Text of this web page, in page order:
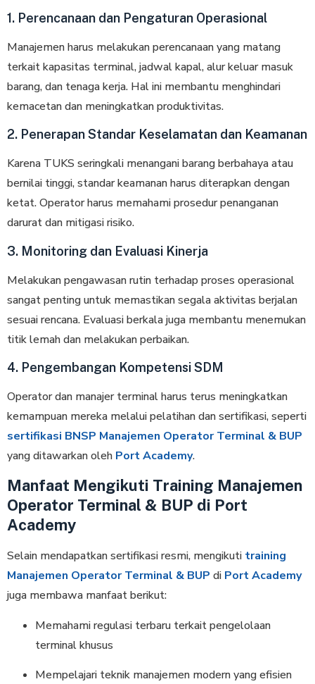
1. Perencanaan dan Pengaturan Operasional
Manajemen harus melakukan perencanaan yang matang
terkait kapasitas terminal, jadwal kapal, alur keluar masuk
barang, dan tenaga kerja. Hal ini membantu menghindari
kemacetan dan meningkatkan produktivitas.
2. Penerapan Standar Keselamatan dan Keamanan
Karena TUKS seringkali menangani barang berbahaya atau
bernilai tinggi, standar keamanan harus diterapkan dengan
ketat. Operator harus memahami prosedur penanganan
darurat dan mitigasi risiko.
3. Monitoring dan Evaluasi Kinerja
Melakukan pengawasan rutin terhadap proses operasional
sangat penting untuk memastikan segala aktivitas berjalan
sesuai rencana. Evaluasi berkala juga membantu menemukan
titik lemah dan melakukan perbaikan.
4. Pengembangan Kompetensi SDM
Operator dan manajer terminal harus terus meningkatkan
kemampuan mereka melalui pelatihan dan sertifikasi, seperti
sertifikasi BNSP Manajemen Operator Terminal & BUP
yang ditawarkan oleh Port Academy.
Manfaat Mengikuti Training Manajemen
Operator Terminal & BUP di Port
Academy
Selain mendapatkan sertifikasi resmi, mengikuti training
Manajemen Operator Terminal & BUP di Port Academy
juga membawa manfaat berikut:
Memahami regulasi terbaru terkait pengelolaan
terminal khusus
Mempelajari teknik manajemen modern yang efisien